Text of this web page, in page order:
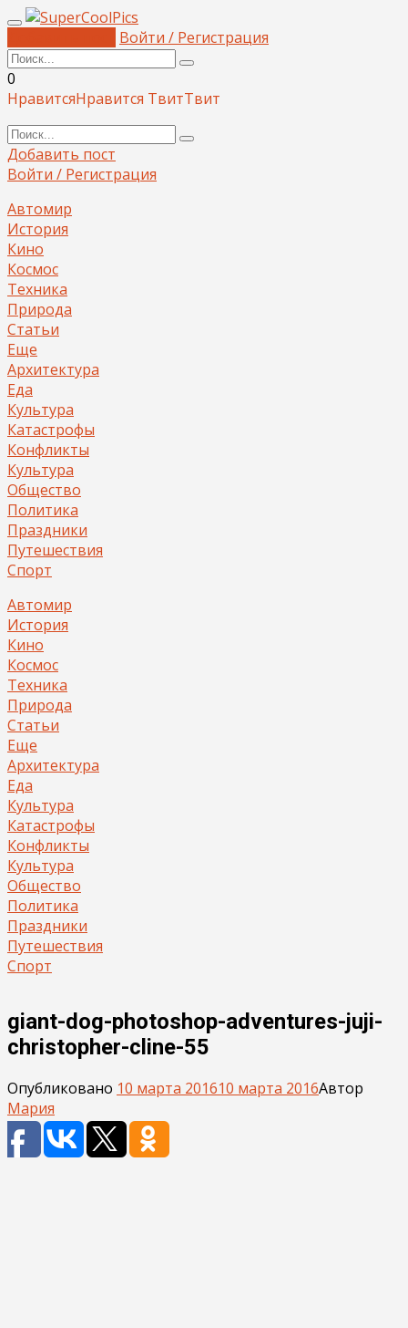
Войти / Регистрация
0
НравитсяНравится ТвитТвит
Добавить пост
Войти / Регистрация
Автомир
История
Кино
Космос
Техника
Природа
Статьи
Еще
Архитектура
Еда
Культура
Катастрофы
Конфликты
Культура
Общество
Политика
Праздники
Путешествия
Спорт
Автомир
История
Кино
Космос
Техника
Природа
Статьи
Еще
Архитектура
Еда
Культура
Катастрофы
Конфликты
Культура
Общество
Политика
Праздники
Путешествия
Спорт
giant-dog-photoshop-adventures-juji-
christopher-cline-55
Опубликовано 10 марта 201610 марта 2016Автор
Мария